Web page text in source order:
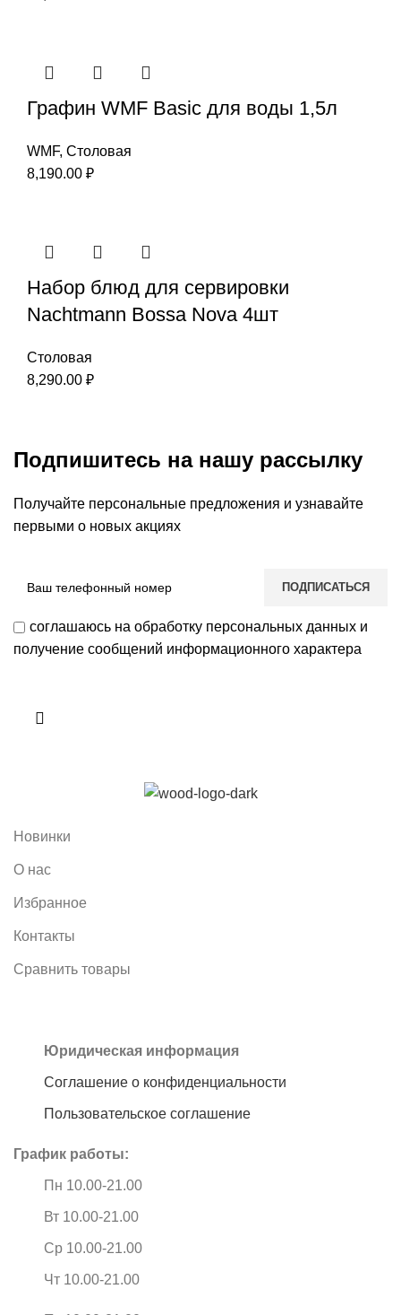
Графин WMF Basic для воды 1,5л
WMF, Столовая
8,190.00 ₽
Набор блюд для сервировки
Nachtmann Bossa Nova 4шт
Столовая
8,290.00 ₽
Подпишитесь на нашу рассылку
Получайте персональные предложения и узнавайте
первыми о новых акциях
соглашаюсь на обработку персональных данных и
получение сообщений информационного характера
Новинки
О нас
Избранное
Контакты
Сравнить товары
Юридическая информация
Соглашение о конфиденциальности
Пользовательское соглашение
График работы:
Пн 10.00-21.00
Вт 10.00-21.00
Ср 10.00-21.00
Чт 10.00-21.00